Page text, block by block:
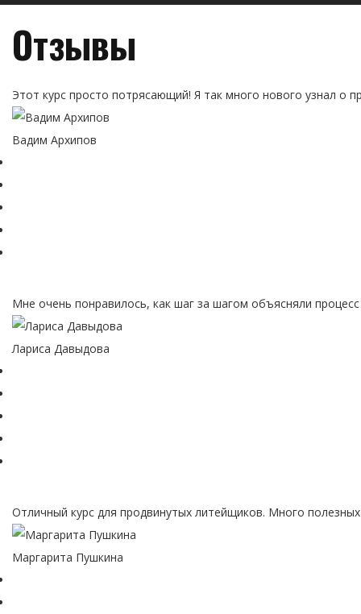
Отзывы
Этот курс просто потрясающий! Я так много нового узнал о
Вадим Архипов
Мне очень понравилось, как шаг за шагом объясняли
Лариса Давыдова
Отличный курс для продвинутых литейщиков. Много
Маргарита Пушкина